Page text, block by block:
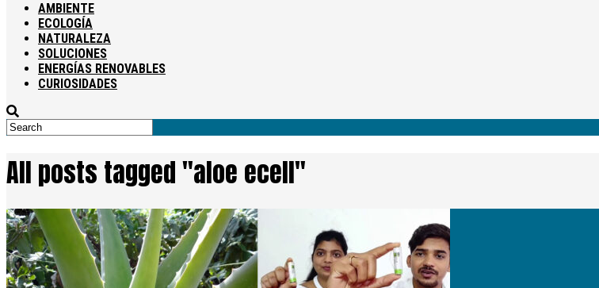
AMBIENTE
ECOLOGÍA
NATURALEZA
SOLUCIONES
ENERGÍAS RENOVABLES
CURIOSIDADES
All posts tagged "aloe ecell"